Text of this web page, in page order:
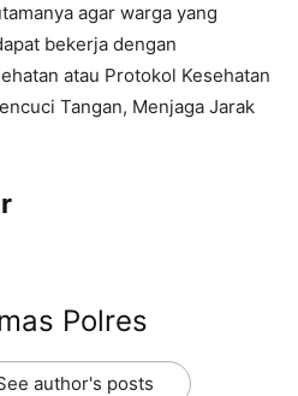
agar warga yang
bekerja dengan
atau Protokol Kesehatan
Tangan, Menjaga Jarak
Polres
author's posts